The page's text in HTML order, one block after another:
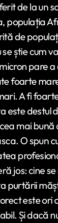
de la un
populația
de
știe cum
pare a
foarte
A fi
este destul
mai bună
O spun
jos: cine se
purtării
este ori
Și dacă